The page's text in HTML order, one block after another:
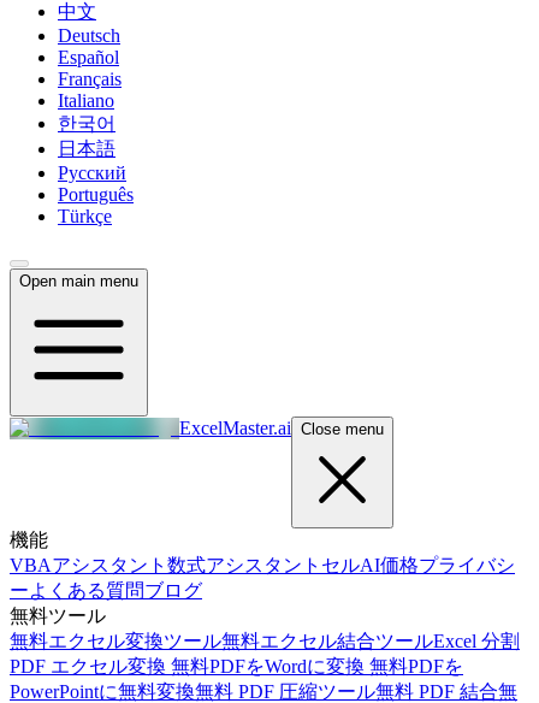
中文
Deutsch
Español
Français
Italiano
한국어
日本語
Русский
Português
Türkçe
Open main menu
ExcelMaster.ai Close menu
機能
VBAアシスタント 数式アシスタント セルAI価格プライバシ
ーよくある質問ブログ
無料ツール
無料エクセル変換ツール無料エクセル結合ツールExcel 分割
PDF エクセル変換 無料PDFをWordに変換 無料PDFを
PowerPointに無料変換無料 PDF 圧縮ツール無料 PDF 結合無